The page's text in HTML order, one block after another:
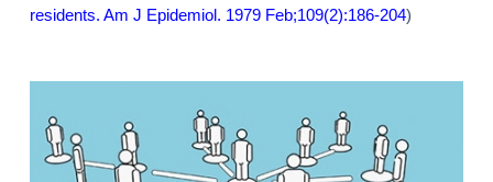
residents. Am J Epidemiol. 1979 Feb;109(2):186-204)